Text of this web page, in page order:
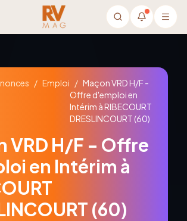
/ Emploi / Maçon VRD H/F -
Offre d'emploi en
Intérim à RIBECOURT
DRESLINCOURT (60)
VRD H/F - Offre
en Intérim à
(60)